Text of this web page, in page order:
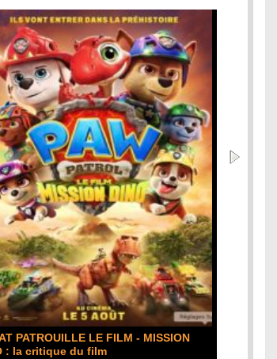
PATROUILLE LE FILM - MISSION
: la critique du film